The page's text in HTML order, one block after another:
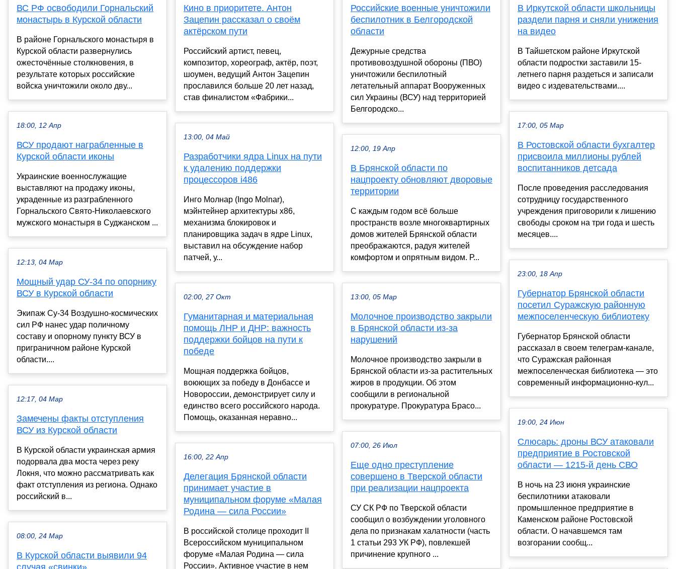
ВС РФ освободили Горнальский
монастырь в Курской области
В районе Горнальского монастыря в
Курской области развернулись
ожесточённые столкновения, в
результате которых российские
войска уничтожили около дву...
18:00, 12 Апр
ВСУ продают награбленные в
Курской области иконы
Украинские военнослужащие
выставляют на продажу иконы,
украденные из разграбленного
Горнальского Свято-Николаевского
мужского монастыря в Суджанском ...
12:13, 04 Мар
Мощный удар СУ-34 по опорнику
ВСУ в Курской области
Экипаж Су-34 Воздушно-космических
сил РФ нанес удар поличному
составу и опорному пункту ВСУ в
приграничном районе Курской
области....
12:17, 04 Мар
Замечены факты отступления
ВСУ из Курской области
В Курской области украинская армия
подорвала два моста через реку
Локня, что можно рассматривать как
факт отступления из региона. Однако
российский в...
08:00, 24 Мар
В Курской области выявили 94
случая «свинки»
Кино в приоритете. Антон
Зацепин рассказал о своём
актёрском пути
Российский артист, певец,
композитор, хореограф, актёр, поэт,
шоумен, ведущий Антон Зацепин
прославился больше 20 лет назад,
став финалистом «Фабрики...
13:00, 04 Май
Разработчики ядра Linux на пути
к удалению поддержки
процессоров i486
Инго Молнар (Ingo Molnar),
мэйнтейнер архитектуры x86,
механизма блокировок и
планировщика задач в ядре Linux,
выставил на обсуждение набор
патчей, у...
02:00, 27 Окт
Гуманитарная и материальная
помощь ЛНР и ДНР: важность
поддержки бойцов на пути к
победе
Мощная поддержка бойцов,
воюющих за победу в Донбассе и
Новороссии, демонстрирует силу и
единство всего российского народа.
Помощь, оказанная неравно...
16:00, 22 Апр
Делегация Брянской области
принимает участие в
муниципальном форуме «Малая
Родина — сила России»
В российской столице проходит II
Всероссийском муниципальном
форуме «Малая Родина — сила
России». Активное участие в нем
Российские военные уничтожили
беспилотник в Белгородской
области
Дежурные средства
противовоздушной обороны (ПВО)
уничтожили беспилотный
летательный аппарат Вооруженных
сил Украины (ВСУ) над территорией
Белгородско...
12:00, 19 Апр
В Брянской области по
нацпроекту обновляют дворовые
территории
С каждым годом всё больше
пространств возле многоквартирных
домов жителей Брянской области
преображаются, радуя жителей
комфортом и опрятным видом. Р...
13:00, 05 Мар
Молочное производство закрыли
в Брянской области из-за
нарушений
Молочное производство закрыли в
Брянской области из-за растительных
жиров в продукции. Об этом
сообщили в региональной
прокуратуре. Прокуратура Брасо...
07:00, 26 Июл
Еще одно преступление
совершено в Тверской области
при реализации нацпроекта
СУ СК РФ по Тверской области
сообщил о возбуждении уголовного
дела по признакам халатности (часть
1 статьи 293 УК РФ), повлекшей
причинение крупного ...
В Иркутской области школьницы
раздели парня и сняли унижения
на видео
В Тайшетском районе Иркутской
области подростки заставили 15-
летнего парня раздеться и записали
видео с издевательствами....
17:00, 05 Мар
В Ростовской области бухгалтер
присвоила миллионы рублей
воспитанников детсада
После проведения расследования
сотрудницу государственного
учреждения приговорили к лишению
свободы сроком на три года и шесть
месяцев....
23:00, 18 Апр
Губернатор Брянской области
посетил Суражскую районную
межпоселенческую библиотеку
Губернатор Брянской области
рассказал в своем телеграм-канале,
что Суражская районная
межпоселенческая библиотека — это
современный информационно-кул...
19:00, 24 Июн
Слюсарь: дроны ВСУ атаковали
предприятие в Ростовской
области — 1215-й день СВО
В ночь на 23 июня украинские
беспилотники атаковали
промышленное предприятие в
Каменском районе Ростовской
области. О начавшемся там
возгорании сообщ...